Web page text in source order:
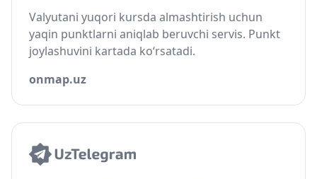
Valyutani yuqori kursda almashtirish uchun
yaqin punktlarni aniqlab beruvchi servis. Punkt
joylashuvini kartada ko‘rsatadi.
onmap.uz